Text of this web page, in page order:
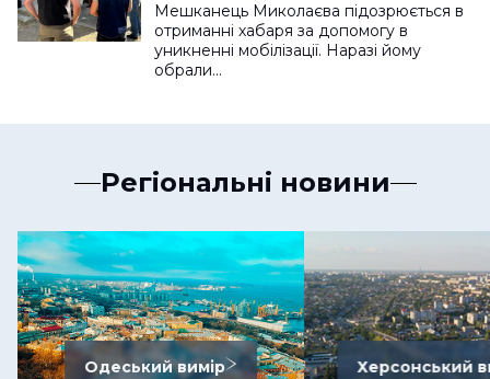
Мешканець Миколаєва підозрюється в
отриманні хабаря за допомогу в
уникненні мобілізації. Наразі йому
обрали…
Регіональні новини
Одеський вимір Херсонський